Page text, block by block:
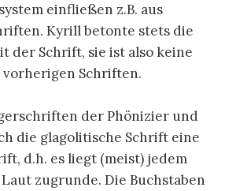
einfließen z.B. aus
Kyrill betonte stets die
der Schrift, sie ist also keine
Schriften.
der Phönizier und
die glagolitische Schrift eine
d.h. es liegt (meist) jedem
zugrunde. Die Buchstaben